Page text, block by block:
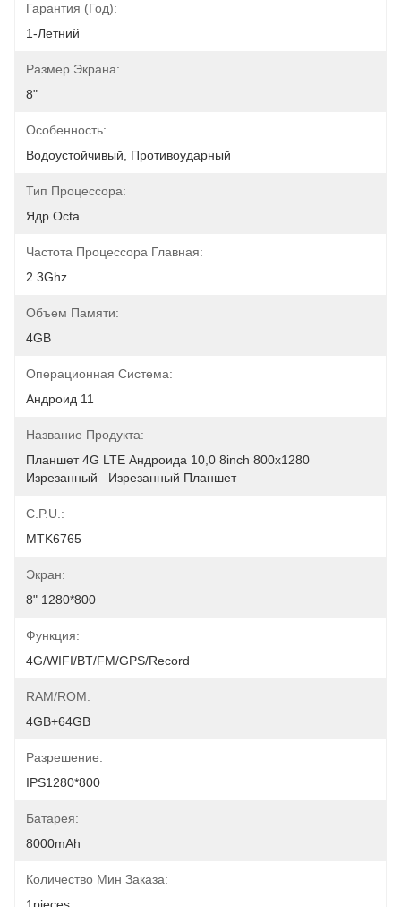
Гарантия (год):
1-Летний
Размер Экрана:
8"
Особенность:
Водоустойчивый, Противоударный
Тип Процессора:
Ядр Octa
Частота Процессора Главная:
2.3Ghz
Объем Памяти:
4GB
Операционная Система:
Андроид 11
Название Продукта:
Планшет 4G LTE Андроида 10,0 8inch 800x1280
Изрезанный   Изрезанный Планшет
C.P.U.:
MTK6765
Экран:
8" 1280*800
Функция:
4G/WIFI/BT/FM/GPS/Record
RAM/ROM:
4GB+64GB
Разрешение:
IPS1280*800
Батарея:
8000mAh
Количество Мин Заказа: